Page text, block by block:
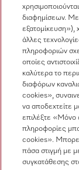
Εξυπηρέτηση
210 6794444
Ακολουθήστε
διαφημίσεων.
εξατομίκευση»),
άλλες
πληροφοριών
οποίες
καλύτερα το
διαφόρων
cookies»,
να αποδεχτείτε
επιλέξτε «Μόνο
πληροφορίες
cookies».
πάσα στιγμή με
συγκατάθεσης